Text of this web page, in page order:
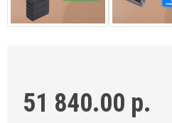
51 840.00 р.